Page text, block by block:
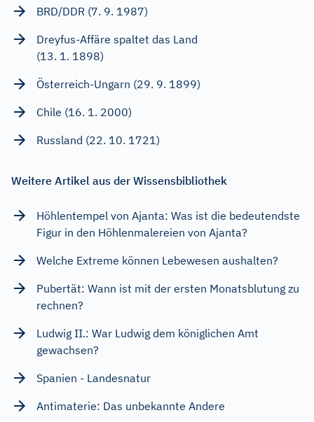
BRD/DDR (7. 9. 1987)
Dreyfus-Affäre spaltet das Land
(13. 1. 1898)
Österreich-Ungarn (29. 9. 1899)
Chile (16. 1. 2000)
Russland (22. 10. 1721)
Weitere Artikel aus der Wissensbibliothek
Höhlentempel von Ajanta: Was ist die bedeutendste
Figur in den Höhlenmalereien von Ajanta?
Welche Extreme können Lebewesen aushalten?
Pubertät: Wann ist mit der ersten Monatsblutung zu
rechnen?
Ludwig II.: War Ludwig dem königlichen Amt
gewachsen?
Spanien - Landesnatur
Antimaterie: Das unbekannte Andere